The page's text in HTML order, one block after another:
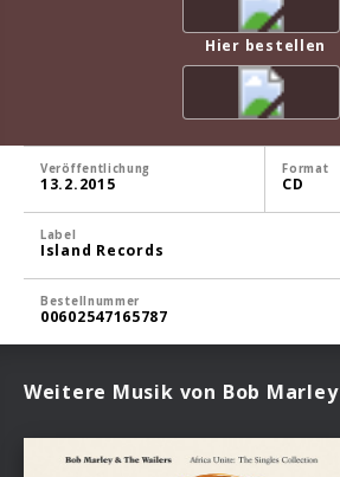
Hier bestellen
Veröffentlichung
13.2.2015
Format
CD
Label
Island Records
Bestellnummer
00602547165787
Weitere Musik von Bob Marley